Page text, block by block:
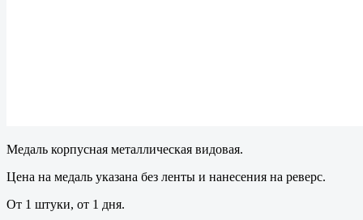
Медаль корпусная металлическая видовая.
Цена на медаль указана без ленты и нанесения на реверс.
От 1 штуки, от 1 дня.